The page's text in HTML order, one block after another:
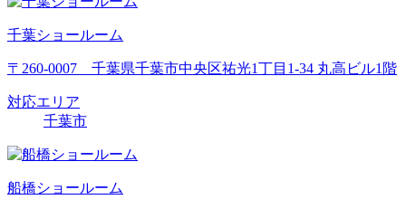
千葉ショールーム
〒260-0007 千葉県千葉市中央区祐光1丁目1-34 丸高ビル1階
対応エリア
千葉市
船橋ショールーム